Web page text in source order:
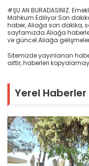
#ŞU AN BURADASINIZ:
Mahkum Ediliyor Son
haber, Aliağa son dakika,
sayfamızda Aliağa
ve güncel Aliağa
Sitemizde yayınlanan
aittir, haberleri
Yerel Haberler